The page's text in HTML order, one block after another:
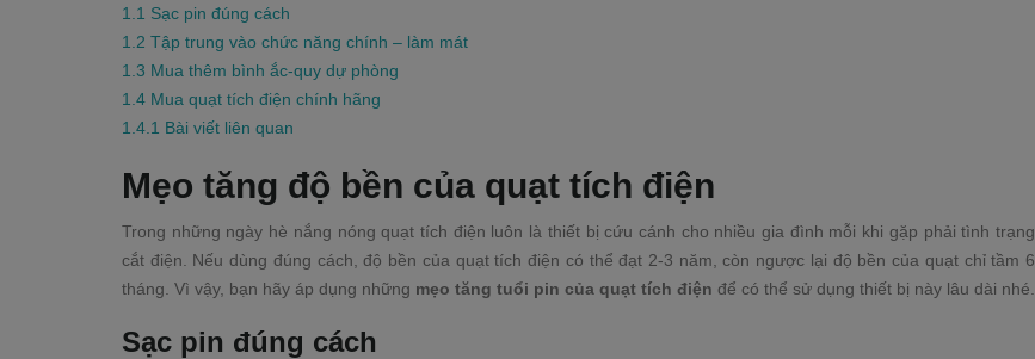
1.1 Sạc pin đúng cách
1.2 Tập trung vào chức năng chính – làm mát
1.3 Mua thêm bình ắc-quy dự phòng
1.4 Mua quạt tích điện chính hãng
1.4.1 Bài viết liên quan
Mẹo tăng độ bền của quạt tích điện
Trong những ngày hè nắng nóng quạt tích điện luôn là thiết bị cứu cánh cho nhiều gia đình mỗi khi gặp phải tình trạng
cắt điện. Nếu dùng đúng cách, độ bền của quạt tích điện có thể đạt 2-3 năm, còn ngược lại độ bền của quạt chỉ tầm 6
tháng. Vì vậy, bạn hãy áp dụng những mẹo tăng tuổi pin của quạt tích điện để có thể sử dụng thiết bị này lâu dài nhé.
Sạc pin đúng cách